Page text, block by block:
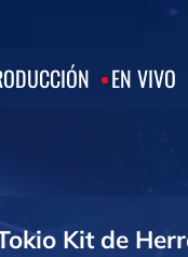
EN VIVO
Kit de